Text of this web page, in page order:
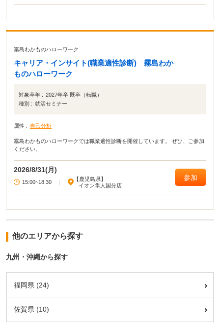
霧島わかものハローワーク
キャリア・インサイト(職業適性診断) 霧島わか
ものハローワーク
対象卒年 : 2027年卒 既卒（転職）
種別 : 就活セミナー
属性 : 自己分析
霧島わかものハローワークでは職業適性診断を開催しています。 ぜひ、ご参加
ください。
2026/8/31(月)
15:00~18:30 |
【鹿児島県】
イオン隼人国分店
参加
他のエリアから探す
九州・沖縄から探す
福岡県 (24)
佐賀県 (10)